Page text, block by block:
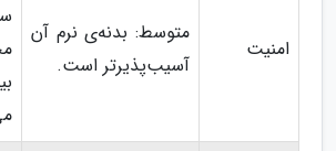
امنیت
متوسط: بدنه‌ی نرم آن
آسیب‌پذیرتر است.